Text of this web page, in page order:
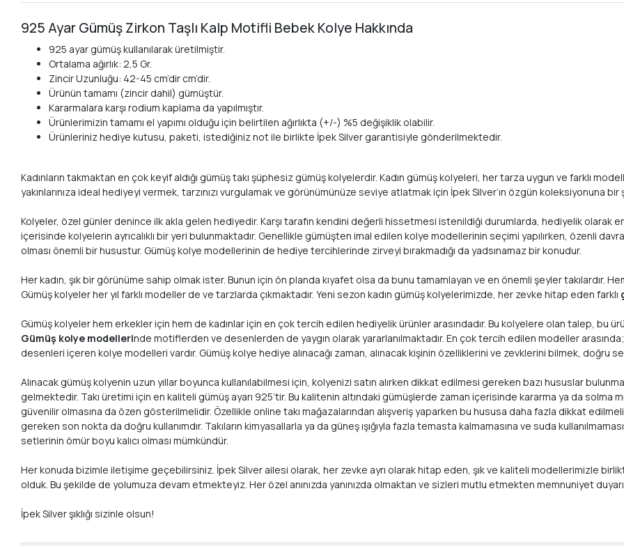
925 Ayar Gümüş Zirkon Taşlı Kalp Motifli Bebek Kolye Hakkında
925 ayar gümüş kullanılarak üretilmiştir.
Ortalama ağırlık: 2,5 Gr.
Zincir Uzunluğu: 42-45 cm’dir cm’dir.
Ürünün tamamı (zincir dahil) gümüştür.
Kararmalara karşı rodium kaplama da yapılmıştır.
Ürünlerimizin tamamı el yapımı olduğu için belirtilen ağırlıkta (+/-) %5 değişiklik olabilir.
Ürünleriniz hediye kutusu, paketi, istediğiniz not ile birlikte İpek Silver garantisiyle gönderilmektedir.
Kadınların takmaktan en çok keyif aldığı gümüş takı şüphesiz gümüş kolyelerdir. Kadın gümüş kolyeleri, her tarza uygun ve farklı
yakınlarınıza ideal hediyeyi vermek, tarzınızı vurgulamak ve görünümünüze seviye atlatmak için İpek Silver’ın özgün koleksiyonuna
Kolyeler, özel günler denince ilk akla gelen hediyedir. Karşı tarafın kendini değerli hissetmesi istenildiği durumlarda, hediyelik olarak
içerisinde kolyelerin ayrıcalıklı bir yeri bulunmaktadır. Genellikle gümüşten imal edilen kolye modellerinin seçimi yapılırken, özenli
olması önemli bir husustur. Gümüş kolye modellerinin de hediye tercihlerinde zirveyi bırakmadığı da yadsınamaz bir konudur.
Her kadın, şık bir görünüme sahip olmak ister. Bunun için ön planda kıyafet olsa da bunu tamamlayan ve en önemli şeyler takılardır.
Gümüş kolyeler her yıl farklı modeller de ve tarzlarda çıkmaktadır. Yeni sezon kadın gümüş kolyelerimizde, her zevke hitap eden farklı
Gümüş kolyeler hem erkekler için hem de kadınlar için en çok tercih edilen hediyelik ürünler arasındadır. Bu kolyelere olan talep, bu
Gümüş kolye modellerinde motiflerden ve desenlerden de yaygın olarak yararlanılmaktadır. En çok tercih edilen modeller
desenleri içeren kolye modelleri vardır. Gümüş kolye hediye alınacağı zaman, alınacak kişinin özelliklerini ve zevklerini bilmek, doğru
Alınacak gümüş kolyenin uzun yıllar boyunca kullanılabilmesi için, kolyenizi satın alırken dikkat edilmesi gereken bazı hususlar
gelmektedir. Takı üretimi için en kaliteli gümüş ayarı 925’tir. Bu kalitenin altındaki gümüşlerde zaman içerisinde kararma ya da solma
güvenilir olmasına da özen gösterilmelidir. Özellikle online takı mağazalarından alışveriş yaparken bu hususa daha fazla dikkat
gereken son nokta da doğru kullanımdır. Takıların kimyasallarla ya da güneş ışığıyla fazla temasta kalmamasına ve suda
setlerinin ömür boyu kalıcı olması mümkündür.
Her konuda bizimle iletişime geçebilirsiniz. İpek Silver ailesi olarak, her zevke ayrı olarak hitap eden, şık ve kaliteli modellerimizle
olduk. Bu şekilde de yolumuza devam etmekteyiz. Her özel anınızda yanınızda olmaktan ve sizleri mutlu etmekten memnuniyet
İpek Silver şıklığı sizinle olsun!